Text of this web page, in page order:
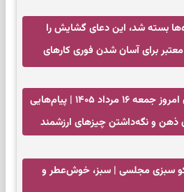
بسته شد، این دعای گشایش را
معتبر برای آسان شدن فوری کارهای
فال فرشتگان امروز جمعه ۱۶ مرداد ۱۴۰۵ | پیام‌هایی
ذهن و نگه‌داشتن چیزهای ارزشمند
سبزی مجلسی | سبز، خوش‌عطر و